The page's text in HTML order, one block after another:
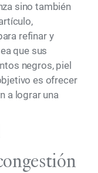
sino también
refinar y
que sus
negros, piel
es ofrecer
a lograr una